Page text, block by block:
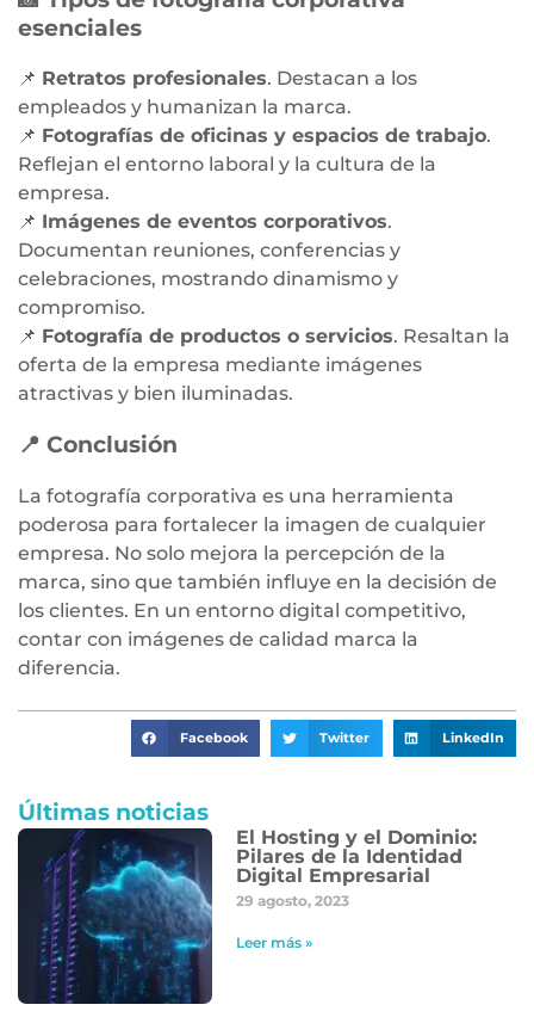
esenciales
📌 Retratos profesionales. Destacan a los
empleados y humanizan la marca.
📌 Fotografías de oficinas y espacios de trabajo.
Reflejan el entorno laboral y la cultura de la
empresa.
📌 Imágenes de eventos corporativos.
Documentan reuniones, conferencias y
celebraciones, mostrando dinamismo y
compromiso.
📌 Fotografía de productos o servicios. Resaltan la
oferta de la empresa mediante imágenes
atractivas y bien iluminadas.
📍 Conclusión
La fotografía corporativa es una herramienta
poderosa para fortalecer la imagen de cualquier
empresa. No solo mejora la percepción de la
marca, sino que también influye en la decisión de
los clientes. En un entorno digital competitivo,
contar con imágenes de calidad marca la
diferencia.
Facebook Twitter LinkedIn
Últimas noticias
El Hosting y el Dominio:
Pilares de la Identidad
Digital Empresarial
29 agosto, 2023
Leer más »